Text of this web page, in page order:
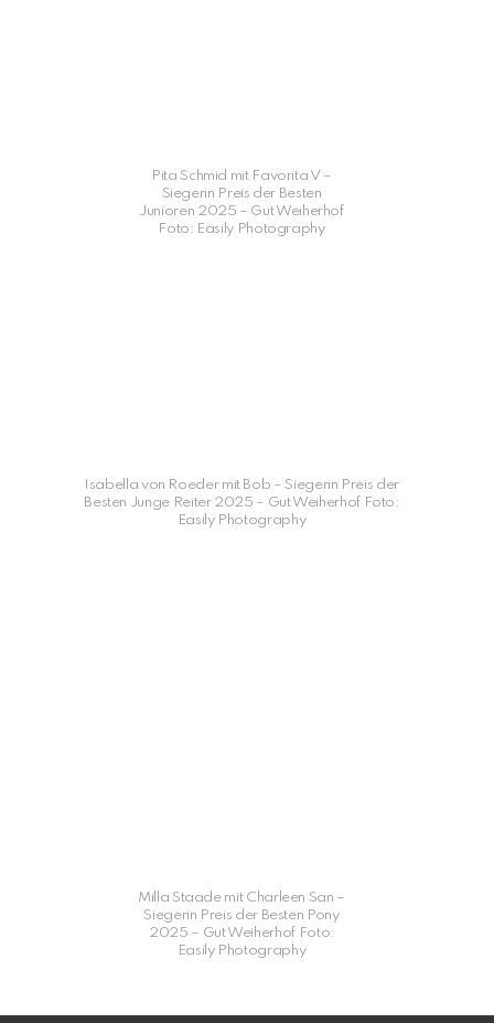
Pita Schmid mit Favorita V –
Siegerin Preis der Besten
Junioren 2025 – Gut Weiherhof
Foto: Easily Photography
Isabella von Roeder mit Bob – Siegerin Preis der
Besten Junge Reiter 2025 – Gut Weiherhof Foto:
Easily Photography
Milla Staade mit Charleen San –
Siegerin Preis der Besten Pony
2025 – Gut Weiherhof Foto:
Easily Photography